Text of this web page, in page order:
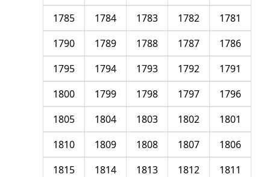
1781
1782
1783
1784
1785
1786
1787
1788
1789
1790
1791
1792
1793
1794
1795
1796
1797
1798
1799
1800
1801
1802
1803
1804
1805
1806
1807
1808
1809
1810
1811
1812
1813
1814
1815